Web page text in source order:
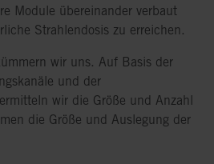
Module übereinander verbaut
Strahlendosis zu erreichen.
wir uns. Auf Basis der
und der
wir die Größe und Anzahl
die Größe und Auslegung der